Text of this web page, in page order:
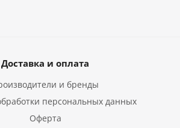
Доставка и оплата
и бренды
персональных данных
Оферта